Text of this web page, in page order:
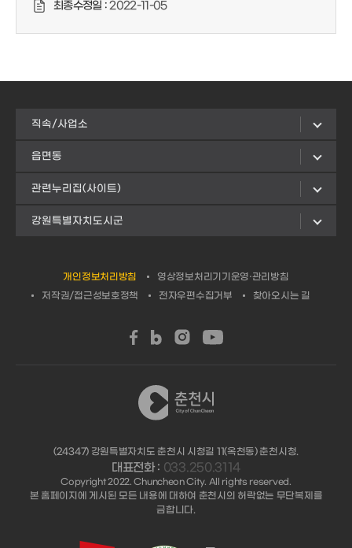
최종수정일 :2022-11-05
직속/사업소
읍면동
관련누리집(사이트)
강원특별자치도시군
개인정보처리방침
영상정보처리기기운영·관리방침
저작권/접근성보호정책
전자우편수집거부 찾아오시는 길
(24347) 강원특별자치도 춘천시 시청길 11(옥천동) 춘천시청.
대표전화 : 033.250.3114
Copyright 2022. Chuncheon City. All rights reserved.
본 홈페이지에 게시된 모든 내용에 대하여 춘천시의 허락없는 무단복제를
금합니다.